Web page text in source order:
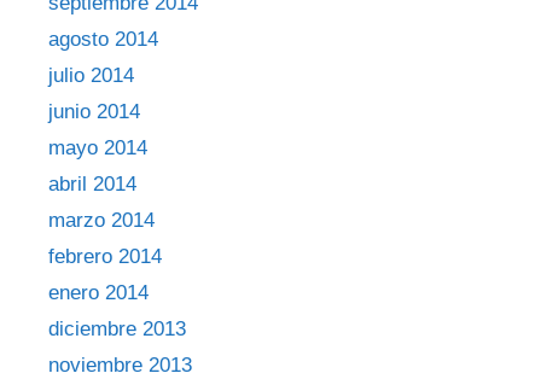
agosto 2014
julio 2014
junio 2014
mayo 2014
abril 2014
marzo 2014
febrero 2014
enero 2014
diciembre 2013
noviembre 2013